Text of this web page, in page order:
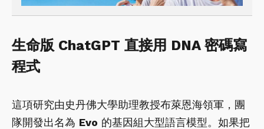
生命版 ChatGPT 直接用 DNA 密碼寫
程式
這項研究由史丹佛大學助理教授布萊恩海領軍，團
隊開發出名為 Evo 的基因組大型語言模型。如果把